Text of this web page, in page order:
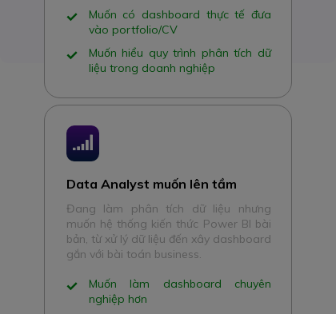
Data Analyst muốn lên tầm
Đang làm phân tích dữ liệu nhưng
muốn hệ thống kiến thức Power BI bài
bản, từ xử lý dữ liệu đến xây dashboard
gắn với bài toán business.
Muốn làm dashboard chuyên
nghiệp hơn
Muốn có dashboard thực tế đưa
vào portfolio/CV
Muốn hiểu quy trình phân tích dữ
liệu trong doanh nghiệp